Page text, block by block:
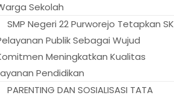
Sekolah
SMP Negeri 22 Purworejo Tetapkan SK
Publik Sebagai Wujud
Meningkatkan Kualitas
Pendidikan
PARENTING DAN SOSIALISASI TATA